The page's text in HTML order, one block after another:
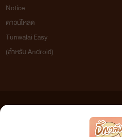
Notice
ดาวน์โหลด
Tunwalai Easy
(สำหรับ Android)
เว็บไซต์แห่งนี้ไม่ได้เห็นด้วยและไม่ขอรับผิดชอบต่อข้อควา
วิจารณญาณในการกลั่นกรองด้วยตนเอง และหากท่านพบ